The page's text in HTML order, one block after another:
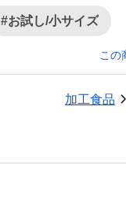
#お試し/小サイズ
この
加工食品